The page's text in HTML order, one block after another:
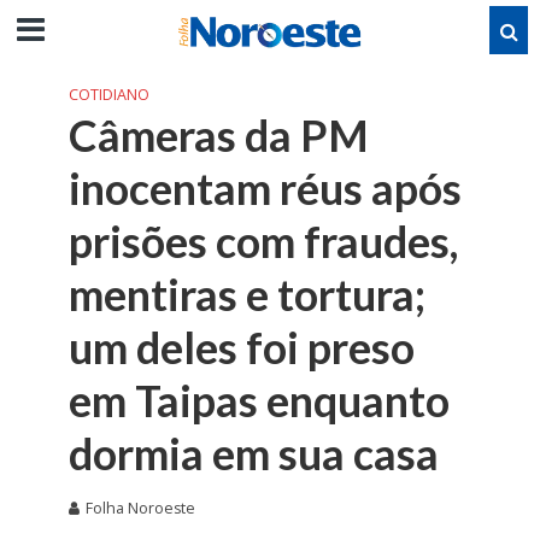
COTIDIANO
Câmeras da PM
inocentam réus após
prisões com fraudes,
mentiras e tortura;
um deles foi preso
em Taipas enquanto
dormia em sua casa
Folha Noroeste